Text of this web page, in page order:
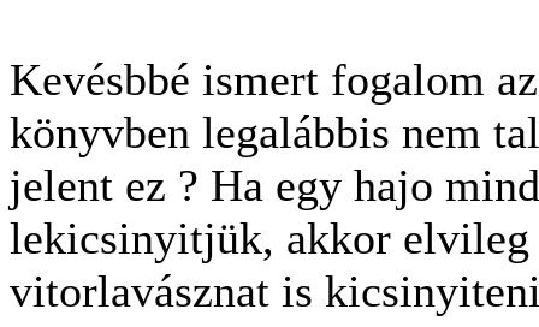
Kevésbbé ismert fogalom
könyvben legalábbis nem
jelent ez ? Ha egy hajo
lekicsinyitjük, akkor elvileg
vitorlavásznat is